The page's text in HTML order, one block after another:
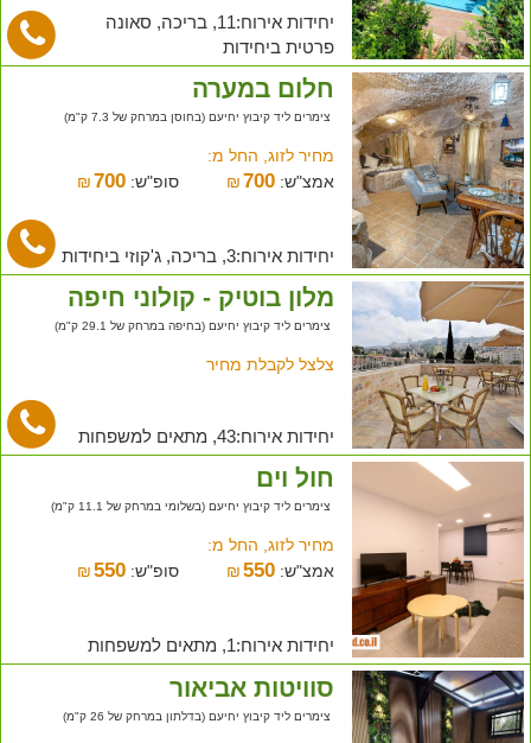
יחידות אירוח:11, בריכה, סאונה
פרטית ביחידות
חלום במערה
צימרים ליד קיבוץ יחיעם (בחוסן במרחק של 7.3 ק"מ)
מחיר לזוג, החל מ:
אמצ"ש:
₪700 סופ"ש: ₪ 700
יחידות אירוח:3, בריכה, ג'קוזי ביחידות
מלון בוטיק - קולוני חיפה
צימרים ליד קיבוץ יחיעם (בחיפה במרחק של 29.1 ק"מ)
צלצל לקבלת מחיר
יחידות אירוח:43, מתאים למשפחות
חול וים
צימרים ליד קיבוץ יחיעם (בשלומי במרחק של 11.1 ק"מ)
מחיר לזוג, החל מ:
אמצ"ש:
₪550 סופ"ש: ₪ 550
יחידות אירוח:1, מתאים למשפחות
סוויטות אביאור
צימרים ליד קיבוץ יחיעם (בדלתון במרחק של 26 ק"מ)